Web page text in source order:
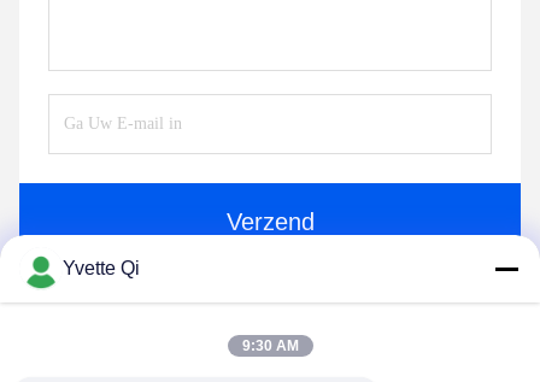
Verzend
Yvette Qi
9:30 AM